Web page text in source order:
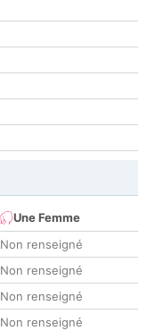
Une Femme
Non renseigné
Non renseigné
Non renseigné
Non renseigné